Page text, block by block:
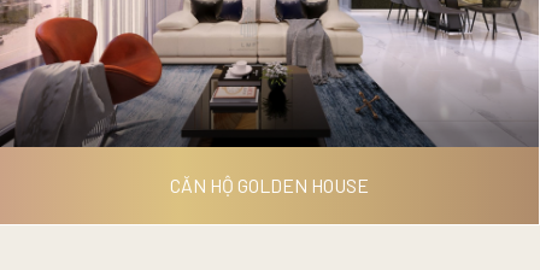
CĂN HỘ GOLDEN HOUSE